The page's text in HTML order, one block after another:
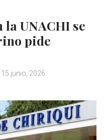
UNACHI se
pide
15 junio, 2026